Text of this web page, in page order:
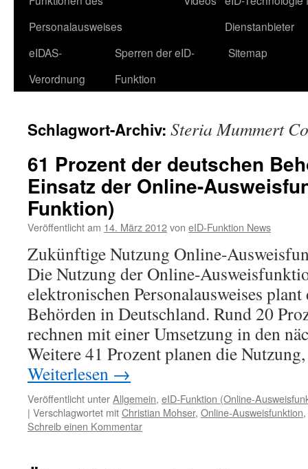
Personalausweises
Dienstanbieter
eIDAS-
Verordnung
Sperren der eID-
Funktion
Sitemap
Schlagwort-Archiv: Steria Mummert
61 Prozent der deutschen
Einsatz der Online-
Funktion)
Veröffentlicht am 14. März 2012von eID-Funktion News
Zukünftige Nutzung Online-
Die Nutzung der Online-
elektronischen Personalausweises
Behörden in Deutschland. Rund 20
rechnen mit einer Umsetzung in den
Weitere 41 Prozent planen die
Weiterlesen →
Veröffentlicht unterAllgemein, eID-Funktion (Online-
| Verschlagwortet mitChristian Mohser, Online-Ausweisfunktion,
Schreib einen Kommentar